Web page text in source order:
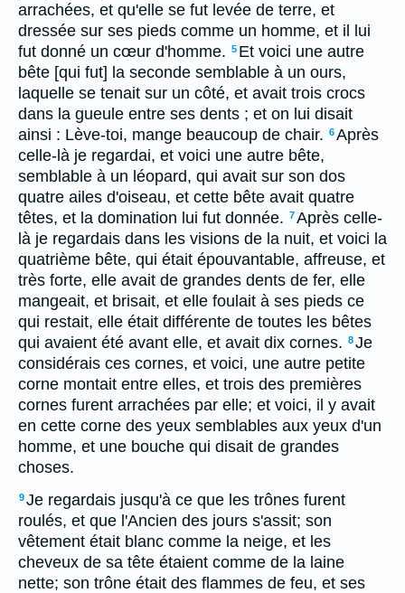
arrachées, et qu'elle se fut levée de terre, et
dressée sur ses pieds comme un homme, et il lui
fut donné un cœur d'homme. 5 Et voici une autre
bête [qui fut] la seconde semblable à un ours,
laquelle se tenait sur un côté, et avait trois crocs
dans la gueule entre ses dents ; et on lui disait
ainsi : Lève-toi, mange beaucoup de chair. 6Après
celle-là je regardai, et voici une autre bête,
semblable à un léopard, qui avait sur son dos
quatre ailes d'oiseau, et cette bête avait quatre
têtes, et la domination lui fut donnée. 7Après celle-
là je regardais dans les visions de la nuit, et voici la
quatrième bête, qui était épouvantable, affreuse, et
très forte, elle avait de grandes dents de fer, elle
mangeait, et brisait, et elle foulait à ses pieds ce
qui restait, elle était différente de toutes les bêtes
qui avaient été avant elle, et avait dix cornes. 8Je
considérais ces cornes, et voici, une autre petite
corne montait entre elles, et trois des premières
cornes furent arrachées par elle; et voici, il y avait
en cette corne des yeux semblables aux yeux d'un
homme, et une bouche qui disait de grandes
choses.
9Je regardais jusqu'à ce que les trônes furent
roulés, et que l'Ancien des jours s'assit; son
vêtement était blanc comme la neige, et les
cheveux de sa tête étaient comme de la laine
nette; son trône était des flammes de feu, et ses